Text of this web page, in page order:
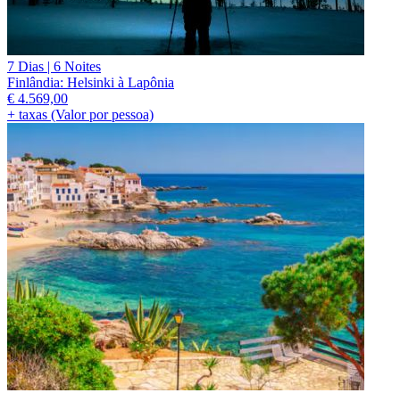
7 Dias | 6 Noites
Finlândia: Helsinki à Lapônia
€ 4.569,00
+ taxas (Valor por pessoa)